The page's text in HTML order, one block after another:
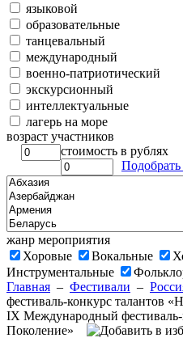
языковой
образовательные
танцевальный
международный
военно-патриотический
экскурсионный
интеллектуальные
лагерь на море
возраст участников
стоимость в рублях
жанр мероприятия
Хоровые
Вокальные
Инструментальные
Главная – Фестивали –
фестиваль-конкурс талантов
IX Международный фестиваль-
Поколение»